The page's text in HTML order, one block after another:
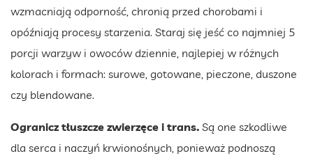
wzmacniają odporność, chronią przed chorobami i
opóźniają procesy starzenia. Staraj się jeść co najmniej 5
porcji warzyw i owoców dziennie, najlepiej w różnych
kolorach i formach: surowe, gotowane, pieczone, duszone
czy blendowane.
Ogranicz tłuszcze zwierzęce i trans. Są one szkodliwe
dla serca i naczyń krwionośnych, ponieważ podnoszą